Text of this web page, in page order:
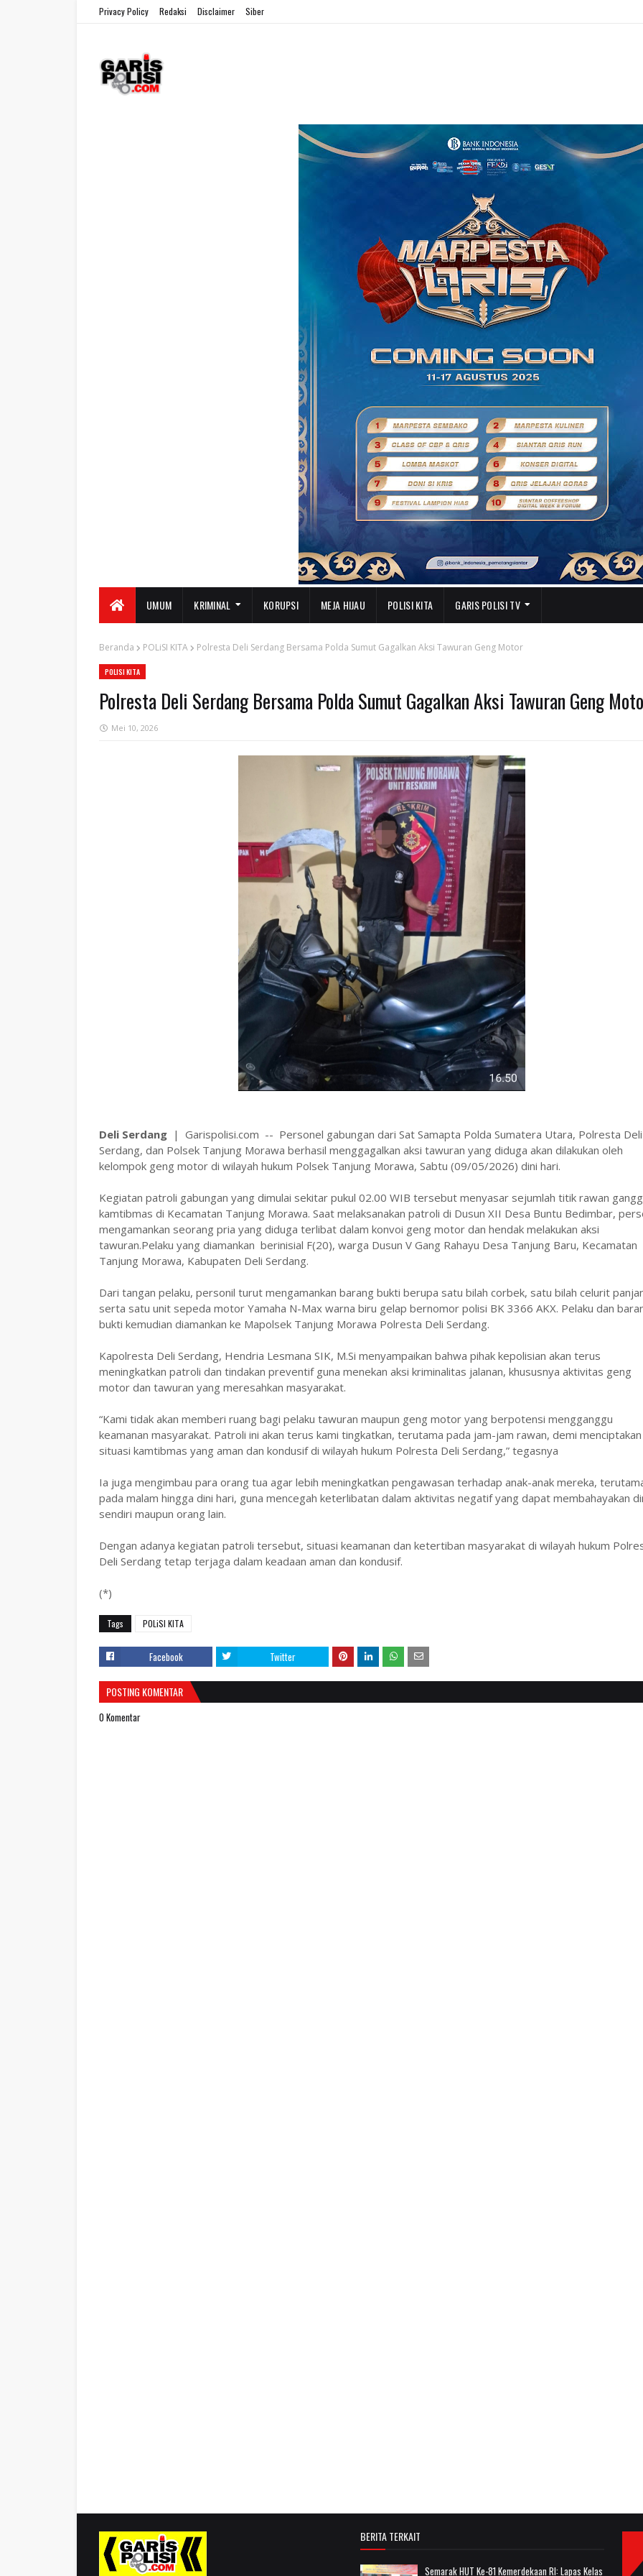
Privacy Policy Redaksi Disclaimer Siber
UMUM KRIMINAL KORUPSI MEJA HIJAU POLISI KITA GARIS POLISI TV
Beranda POLiSI KITA Polresta Deli Serdang Bersama Polda Sumut Gagalkan Aksi Tawuran Geng Motor
POLISI KITA
Polresta Deli Serdang Bersama Polda Sumut Gagalkan Aksi Tawuran Geng
Mei 10, 2026
Deli Serdang | Garispolisi.com -- Personel gabungan dari Sat Samapta Polda Sumatera Utara, Polresta Deli
Serdang, dan Polsek Tanjung Morawa berhasil menggagalkan aksi tawuran yang diduga akan dilakukan oleh
kelompok geng motor di wilayah hukum Polsek Tanjung Morawa, Sabtu (09/05/2026) dini hari.
Kegiatan patroli gabungan yang dimulai sekitar pukul 02.00 WIB tersebut menyasar sejumlah titik rawan
kamtibmas di Kecamatan Tanjung Morawa. Saat melaksanakan patroli di Dusun XII Desa Buntu Bedimbar,
mengamankan seorang pria yang diduga terlibat dalam konvoi geng motor dan hendak melakukan aksi
tawuran.Pelaku yang diamankan berinisial F(20), warga Dusun V Gang Rahayu Desa Tanjung Baru, Kecamatan
Tanjung Morawa, Kabupaten Deli Serdang.
Dari tangan pelaku, personil turut mengamankan barang bukti berupa satu bilah corbek, satu bilah celurit
serta satu unit sepeda motor Yamaha N-Max warna biru gelap bernomor polisi BK 3366 AKX. Pelaku dan
bukti kemudian diamankan ke Mapolsek Tanjung Morawa Polresta Deli Serdang.
Kapolresta Deli Serdang, Hendria Lesmana SIK, M.Si menyampaikan bahwa pihak kepolisian akan terus
meningkatkan patroli dan tindakan preventif guna menekan aksi kriminalitas jalanan, khususnya aktivitas geng
motor dan tawuran yang meresahkan masyarakat.
“Kami tidak akan memberi ruang bagi pelaku tawuran maupun geng motor yang berpotensi mengganggu
keamanan masyarakat. Patroli ini akan terus kami tingkatkan, terutama pada jam-jam rawan, demi menciptakan
situasi kamtibmas yang aman dan kondusif di wilayah hukum Polresta Deli Serdang,” tegasnya
Ia juga mengimbau para orang tua agar lebih meningkatkan pengawasan terhadap anak-anak mereka,
pada malam hingga dini hari, guna mencegah keterlibatan dalam aktivitas negatif yang dapat membahayakan
sendiri maupun orang lain.
Dengan adanya kegiatan patroli tersebut, situasi keamanan dan ketertiban masyarakat di wilayah hukum
Deli Serdang tetap terjaga dalam keadaan aman dan kondusif.
(*)
Tags POLiSI KITA
Facebook Twitter
POSTING KOMENTAR
0 Komentar
BERITA TERKAIT
Semarak HUT Ke-81 Kemerdekaan RI: Lapas Kelas